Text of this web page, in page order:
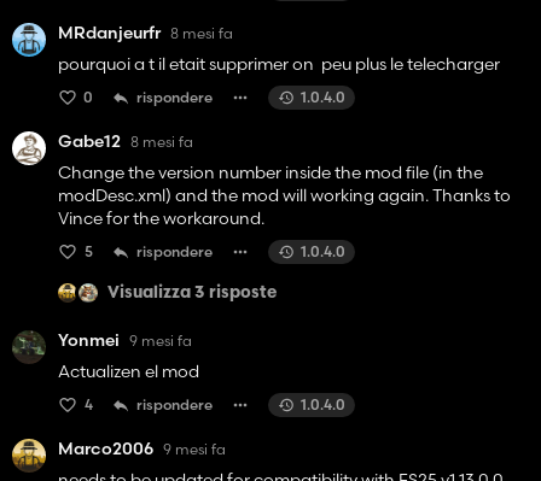
MRdanjeurfr 8 mesi fa
pourquoi a t il etait supprimer on peu plus le telecharger
0 rispondere 1.0.4.0
Gabe12 8 mesi fa
Change the version number inside the mod file (in the
modDesc.xml) and the mod will working again. Thanks to
Vince for the workaround.
5 rispondere 1.0.4.0
Visualizza 3 risposte
Yonmei 9 mesi fa
Actualizen el mod
4 rispondere 1.0.4.0
Marco2006 9 mesi fa